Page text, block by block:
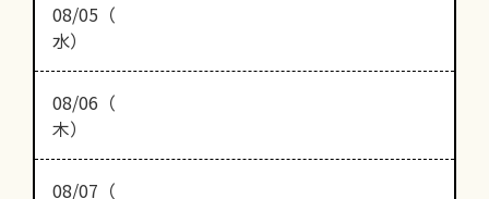
08/05（
水）
08/06（
木）
08/07（